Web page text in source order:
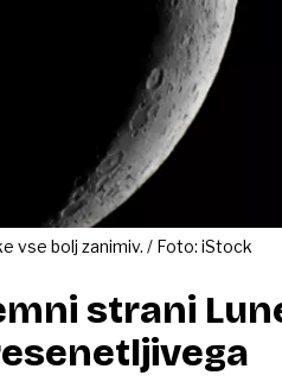
vse bolj zanimiv. / Foto: iStock
strani